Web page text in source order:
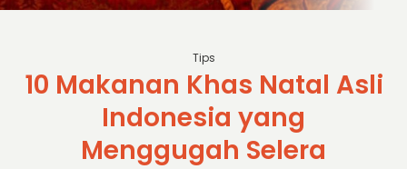
Tips
10 Makanan Khas Natal Asli
Indonesia yang
Menggugah Selera